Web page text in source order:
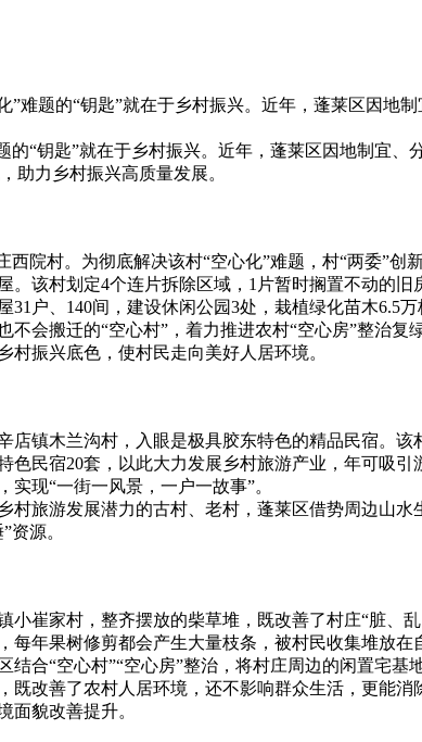
难题的“钥匙”就在于乡村振兴。近年，蓬莱区因地
“钥匙”就在于乡村振兴。近年，蓬莱区因地制宜
助力乡村振兴高质量发展。
院村。为彻底解决该村“空心化”难题，村“两委”
该村划定4个连片拆除区域，1片暂时搁置不动的
户、140间，建设休闲公园3处，栽植绿化苗木6.5
会搬迁的“空心村”，着力推进农村“空心房”整治
村振兴底色，使村民走向美好人居环境。
镇木兰沟村，入眼是极具胶东特色的精品民宿。
民宿20套，以此大力发展乡村旅游产业，年可吸
现“一街一风景，一户一故事”。
村旅游发展潜力的古村、老村，蓬莱区借势周边山
资源。
崔家村，整齐摆放的柴草堆，既改善了村庄“脏、
每年果树修剪都会产生大量枝条，被村民收集堆放
合“空心村”“空心房”整治，将村庄周边的闲置宅
既改善了农村人居环境，还不影响群众生活，更能
面貌改善提升。